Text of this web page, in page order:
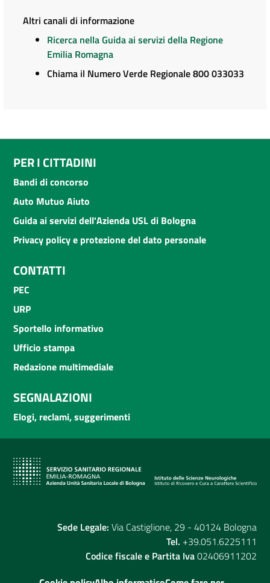
Altri canali di informazione
Ricerca nella Guida ai servizi della Regione
Emilia Romagna
Chiama il Numero Verde Regionale 800 033033
PER I CITTADINI
Bandi di concorso
Auto Mutuo Aiuto
Guida ai servizi dell'Azienda USL di Bologna
Privacy policy e protezione del dato personale
CONTATTI
PEC
URP
Sportello informativo
Ufficio stampa
Redazione multimediale
SEGNALAZIONI
Elogi, reclami, suggerimenti
Sede Legale: Via Castiglione, 29 - 40124 Bologna
Tel. +39.051.6225111
Codice fiscale e Partita Iva02406911202